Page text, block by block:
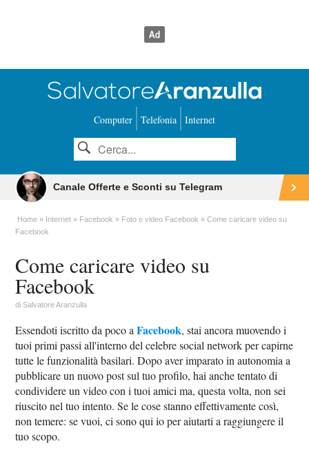
Computer Telefonia Internet
Canale Offerte e Sconti su Telegram
Home Internet Facebook Foto e video Facebook
Come caricare video su
Facebook
Come caricare video su
Facebook
diSalvatore Aranzulla
Essendoti iscritto da poco aFacebook, stai ancora muovendo i
tuoi primi passi all'interno del celebre social network per capirne
tutte le funzionalità basilari. Dopo aver imparato in autonomia a
pubblicare un nuovo post sul tuo profilo, hai anche tentato di
condividere un video con i tuoi amici ma, questa volta, non sei
riuscito nel tuo intento. Se le cose stanno effettivamente così,
non temere: se vuoi, ci sono qui io per aiutarti a raggiungere il
tuo scopo.